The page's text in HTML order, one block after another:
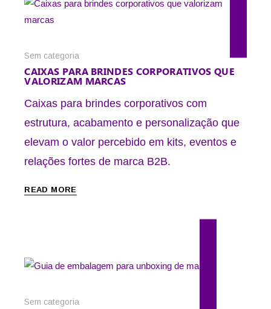
Sem categoria
CAIXAS PARA BRINDES CORPORATIVOS QUE
VALORIZAM MARCAS
Caixas para brindes corporativos com
estrutura, acabamento e personalização que
elevam o valor percebido em kits, eventos e
relações fortes de marca B2B.
READ MORE
Sem categoria